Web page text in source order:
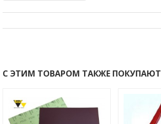
С ЭТИМ ТОВАРОМ ТАКЖЕ ПОКУПАЮТ